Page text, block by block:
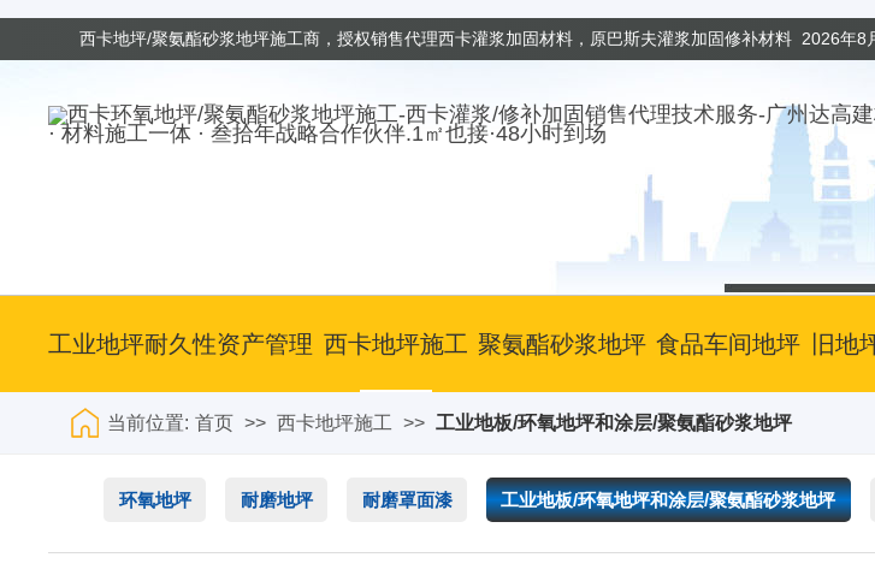
西卡地坪/聚氨酯砂浆地坪施工商，授权销售代理西卡灌浆加固材料，原巴斯夫灌浆加固修补材料 2026年8
· 材料施工一体 · 叁拾年战略合作伙伴.1㎡也接·48小时到场
工业地坪耐久性资产管理 西卡地坪施工 聚氨酯砂浆地坪 食品车间地坪 旧地
当前位置: 首页 >> 西卡地坪施工 >> 工业地板/环氧地坪和涂层/聚氨酯砂浆地坪
环氧地坪 耐磨地坪 耐磨罩面漆 工业地板/环氧地坪和涂层/聚氨酯砂浆地坪